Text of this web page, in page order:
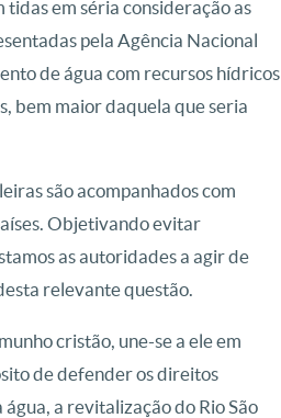
em séria consideração as
pela Agência Nacional
de água com recursos hídricos
bem maior daquela que seria
são acompanhados com
Objetivando evitar
as autoridades a agir de
relevante questão.
cristão, une-se a ele em
de defender os direitos
a revitalização do Rio São